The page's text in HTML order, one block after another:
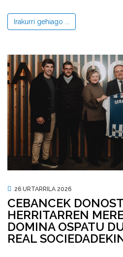
Irakurri gehiago ...
26 URTARRILA 2026
CEBANCEK
HERRITARREN
DOMINA OSPATU
REAL